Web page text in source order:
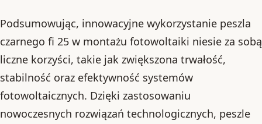
Podsumowując, innowacyjne wykorzystanie peszla
czarnego fi 25 w montażu fotowoltaiki niesie za sobą
liczne korzyści, takie jak zwiększona trwałość,
stabilność oraz efektywność systemów
fotowoltaicznych. Dzięki zastosowaniu
nowoczesnych rozwiązań technologicznych, peszle